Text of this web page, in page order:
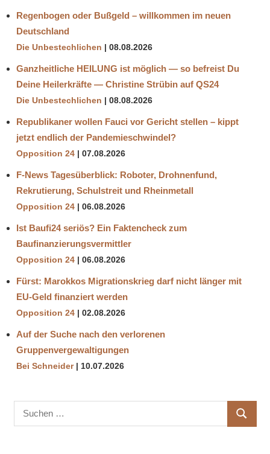
Regenbogen oder Bußgeld – willkommen im neuen
Deutschland
Die Unbestechlichen 08.08.2026
Ganzheitliche HEILUNG ist möglich — so befreist Du
Deine Heilerkräfte — Christine Strübin auf QS24
Die Unbestechlichen 08.08.2026
Republikaner wollen Fauci vor Gericht stellen – kippt
jetzt endlich der Pandemieschwindel?
Opposition 24 07.08.2026
F-News Tagesüberblick: Roboter, Drohnenfund,
Rekrutierung, Schulstreit und Rheinmetall
Opposition 24 06.08.2026
Ist Baufi24 seriös? Ein Faktencheck zum
Baufinanzierungsvermittler
Opposition 24 06.08.2026
Fürst: Marokkos Migrationskrieg darf nicht länger mit
EU-Geld finanziert werden
Opposition 24 02.08.2026
Auf der Suche nach den verlorenen
Gruppenvergewaltigungen
Bei Schneider 10.07.2026
Suchen
nach:
SUCHEN